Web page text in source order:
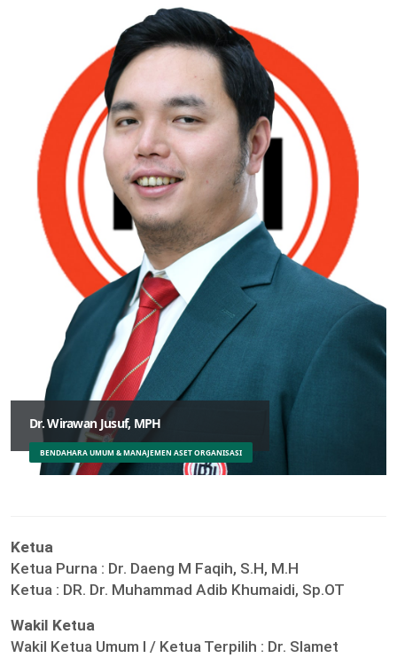
Dr. Wirawan Jusuf, MPH
BENDAHARA UMUM & MANAJEMEN ASET ORGANISASI
Ketua
Ketua Purna : Dr. Daeng M Faqih, S.H, M.H
Ketua : DR. Dr. Muhammad Adib Khumaidi, Sp.OT
Wakil Ketua
Wakil Ketua Umum I / Ketua Terpilih : Dr. Slamet